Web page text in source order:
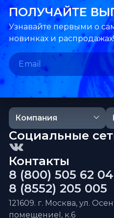
ПОЛУЧАЙТЕ
Узнавайте первыми о
новинках и распродажах!
Компания
Контакты
8 (800) 505 62 04
8 (8552) 205 005
121609. г. Москва, ул.
помещениеI, к.6
Социальные